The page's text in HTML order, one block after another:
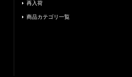
再入荷
商品カテゴリ一覧